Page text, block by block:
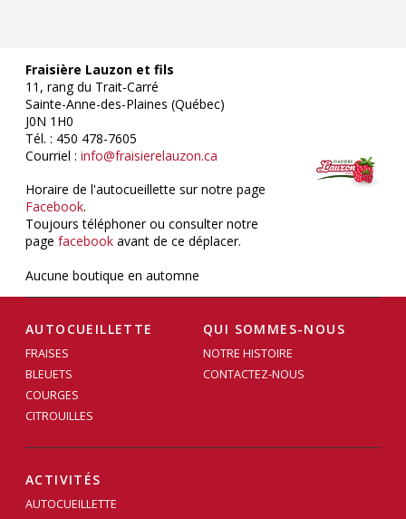
Fraisière Lauzon et fils
11, rang du Trait-Carré
Sainte-Anne-des-Plaines (Québec)
J0N 1H0
Tél. : 450 478-7605
Courriel : info@fraisierelauzon.ca
Horaire de l'autocueillette sur notre page
Facebook.
Toujours téléphoner ou consulter notre
page facebook avant de ce déplacer.
Aucune boutique en automne
AUTOCUEILLETTE
FRAISES
BLEUETS
COURGES
CITROUILLES
QUI SOMMES-NOUS
NOTRE HISTOIRE
CONTACTEZ-NOUS
ACTIVITÉS
AUTOCUEILLETTE